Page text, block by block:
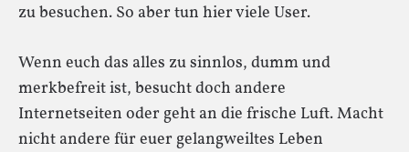
zu besuchen. So aber tun hier viele User.
Wenn euch das alles zu sinnlos, dumm und
merkbefreit ist, besucht doch andere
Internetseiten oder geht an die frische Luft. Macht
nicht andere für euer gelangweiltes Leben